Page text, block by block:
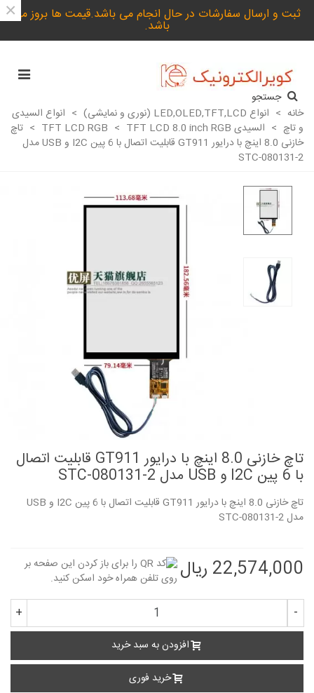
ثبت و ارسال سفارشات در حال انجام می باشد.قیمت ها بروز می
باشد.
×
جستجو
خانه > انواع LED,OLED,TFT,LCD (نوری و نمایشی) > انواع السیدی
و تاچ > السیدی TFT LCD RGB > TFT LCD 8.0 inch RGB
> تاچ
خازنی 8.0 اینچ با درایور GT911 قابلیت اتصال با 6 پین I2C و USB مدل
STC-080131-2
تاچ خازنی 8.0 اینچ با درایور GT911 قابلیت اتصال
با 6 پین I2C و USB مدل STC-080131-2
تاچ خازنی 8.0 اینچ با درایور GT911 قابلیت اتصال با 6 پین I2C و USB
مدل STC-080131-2
22,574,000 ریال
-
+
افزودن به سبد خرید
خرید فوری